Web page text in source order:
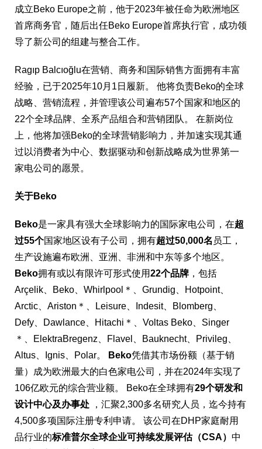
成立Beko Europe之前，他于2023年被任命为欧洲地区
首席商务官，随后出任Beko Europe首席执行官，成功领
导了新公司的组建与整合工作。
Ragıp Balcıoğlu在营销、商务和国际销售方面拥有丰富
经验，已于2025年10月1日履新。 他将负责Beko的全球
战略、营销流程，并管理该公司遍布57个国家和地区的
22个全球品牌、全系产品组合和营销团队。 在新岗位
上，他将加强Beko的全球营销影响力，并加速实现其通
过以消费者为中心、数据驱动和创新战略成为世界第一
家电公司的愿景。
关于Beko
Beko是一家具有强大全球影响力的国际家电公司，在超
过55个国家地区设有子公司，拥有超过50,000名 员工，
生产设施遍布欧洲、亚洲、非洲和中东等多个地区。
Beko拥有或以有限许可形式使用22个品牌 ，包括
Arçelik、Beko、Whirlpool＊、Grundig、Hotpoint、
Arctic、Ariston＊、Leisure、Indesit、Blomberg、
Defy、Dawlance、Hitachi＊、Voltas Beko、Singer
＊、ElektraBregenz、Flavel、Bauknecht、Privileg、
Altus、Ignis、Polar。
Beko凭借其市场份额（基于销
量）成为欧洲最大的白色家电公司，并在2024年实现了
106亿欧元的综合营业额。 Beko在全球拥有29个研发和
设计中心及办事处 ，汇聚2,300多名研究人员，迄今持有
4,500多项国际注册专利申请。 该公司在DHP家庭耐用
品行业的标准普尔全球企业可持续发展评估（CSA） 中